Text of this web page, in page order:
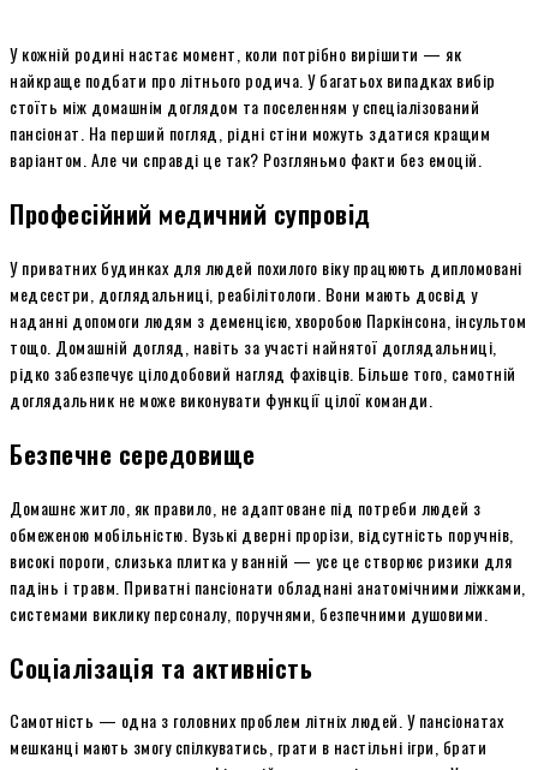
У кожній родині настає момент, коли потрібно вирішити — як
найкраще подбати про літнього родича. У багатьох випадках вибір
стоїть між домашнім доглядом та поселенням у спеціалізований
пансіонат. На перший погляд, рідні стіни можуть здатися кращим
варіантом. Але чи справді це так? Розгляньмо факти без емоцій.
Професійний медичний супровід
У приватних будинках для людей похилого віку працюють дипломовані
медсестри, доглядальниці, реабілітологи. Вони мають досвід у
наданні допомоги людям з деменцією, хворобою Паркінсона, інсультом
тощо. Домашній догляд, навіть за участі найнятої доглядальниці,
рідко забезпечує цілодобовий нагляд фахівців. Більше того, самотній
доглядальник не може виконувати функції цілої команди.
Безпечне середовище
Домашнє житло, як правило, не адаптоване під потреби людей з
обмеженою мобільністю. Вузькі дверні прорізи, відсутність поручнів,
високі пороги, слизька плитка у ванній — усе це створює ризики для
падінь і травм. Приватні пансіонати обладнані анатомічними ліжками,
системами виклику персоналу, поручнями, безпечними душовими.
Соціалізація та активність
Самотність — одна з головних проблем літніх людей. У пансіонатах
мешканці мають змогу спілкуватись, грати в настільні ігри, брати